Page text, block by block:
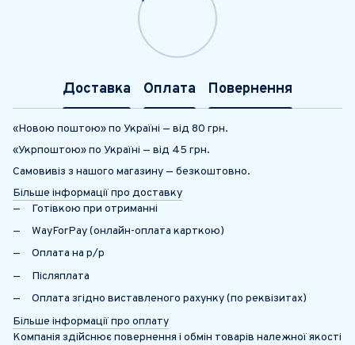
Доставка Оплата Повернення
«Новою поштою» по Україні — від 80 грн.
«Укрпоштою» по Україні — від 45 грн.
Самовивіз з нашого магазину — безкоштовно.
Більше інформації про доставку
Готівкою при отриманні
WayForPay (онлайн-оплата карткою)
Оплата на р/р
Післяплата
Оплата згідно виставленого рахунку (по реквізитах)
Більше інформації про оплату
Компанія здійснює повернення і обмін товарів належної якості